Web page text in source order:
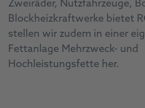
Zweiräder, Nutzfahrzeuge,
Blockheizkraftwerke bietet
stellen wir zudem in einer
Fettanlage Mehrzweck- und
Hochleistungsfette her.